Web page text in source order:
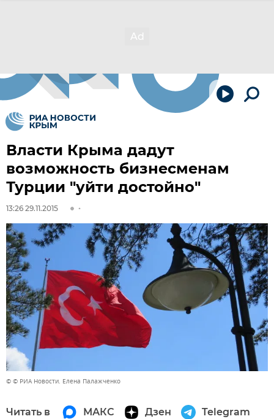
Власти Крыма дадут
возможность бизнесменам
Турции "уйти достойно"
13:26 29.11.2015
© © РИА Новости. Елена Палажченко
Читать в МАКС Дзен Telegram